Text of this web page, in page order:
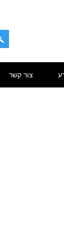
צור קשר